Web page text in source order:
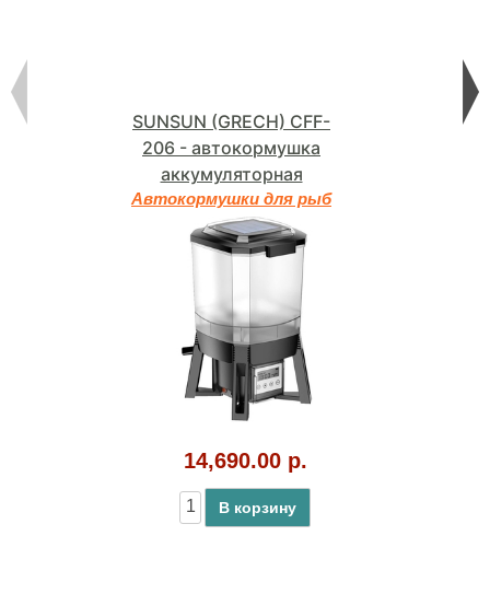
SUNSUN (GRECH) CFF-
206 - автокормушка
аккумуляторная
Автокормушки для рыб
14,690.00 р.
В корзину